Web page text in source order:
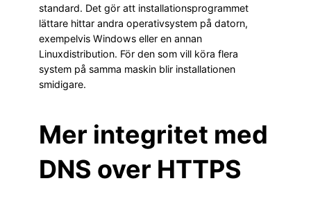
standard. Det gör att installationsprogrammet
lättare hittar andra operativsystem på datorn,
exempelvis Windows eller en annan
Linuxdistribution. För den som vill köra flera
system på samma maskin blir installationen
smidigare.
Mer integritet med
DNS over HTTPS